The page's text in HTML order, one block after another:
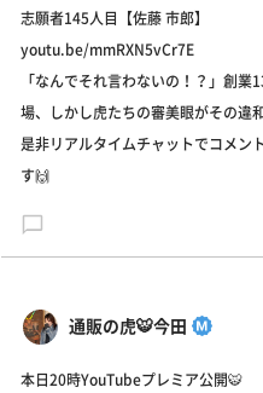
志願者145人目【佐藤 市郎】
youtu.be/mmRXN5vCr7E
「なんでそれ言わないの！？」創
場、しかし虎たちの審美眼がその違
是非リアルタイムチャットでコメ
す🙌
通販の虎🐯今田
本日20時YouTubeプレミア公開🐯